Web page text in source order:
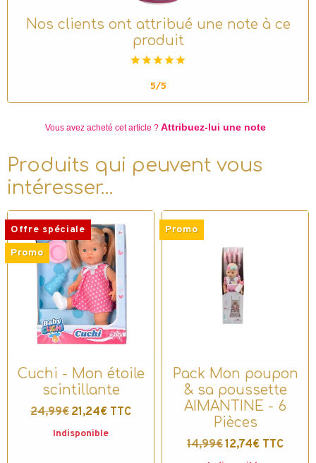
Nos clients ont attribué une note à ce
produit
5/5
Vous avez acheté cet article ? Attribuez-lui une note
Produits qui peuvent vous
intéresser…
Offre spéciale
Promo
Cuchi - Mon étoile
scintillante
24,99€ 21,24€ TTC
Indisponible
Promo
Pack Mon poupon
& sa poussette
AIMANTINE - 6
Pièces
14,99€12,74€ TTC